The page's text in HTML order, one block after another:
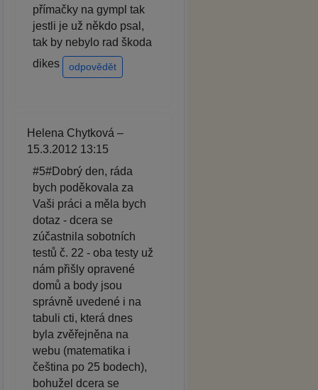
přímačky na gympl tak
jestli je už někdo psal,
tak by nebylo rad škoda
dikes
odpovědět
Helena Chytková –
15.3.2012 13:15
#5#Dobrý den, ráda
bych poděkovala za
Vaši práci a měla bych
dotaz - dcera se
zúčastnila sobotních
testů č. 22 - oba testy už
nám přišly opravené
domů a body jsou
správně uvedené i na
tabuli cti, která dnes
byla zvěřejněna na
webu (matematika i
čeština po 25 bodech),
bohužel dcera se